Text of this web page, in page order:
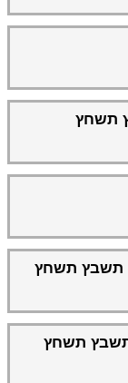
תשחץ
– תשבץ תשחץ
תשבץ תשחץ